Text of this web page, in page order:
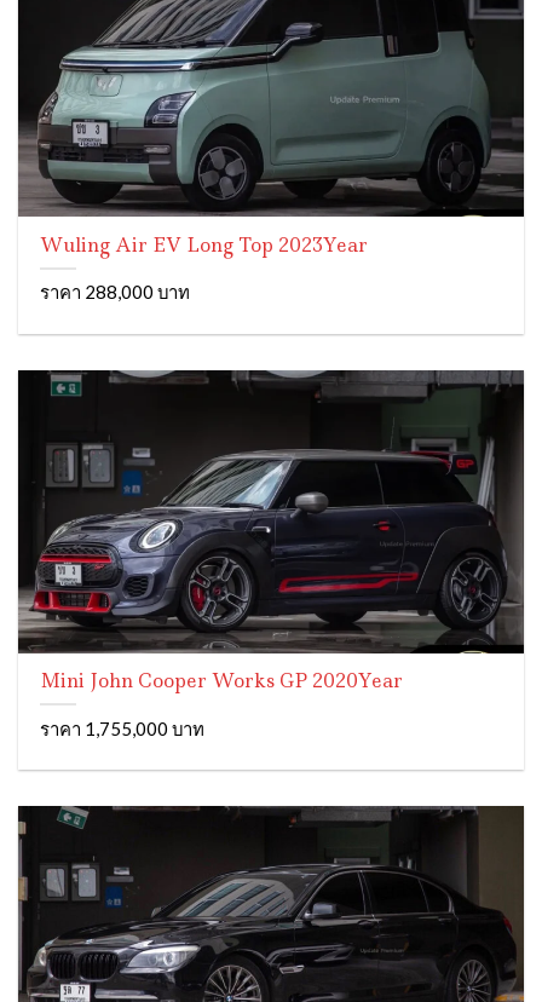
Wuling Air EV Long Top 2023Year
ราคา 288,000 บาท
Mini John Cooper Works GP 2020Year
ราคา 1,755,000 บาท